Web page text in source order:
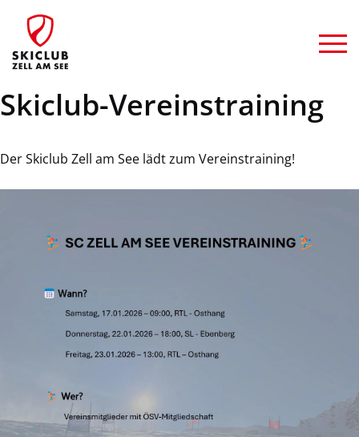
Skiclub-Vereinstraining
Der Skiclub Zell am See lädt zum Vereinstraining!